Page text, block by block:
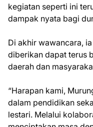
kegiatan seperti ini
dampak nyata bagi
Di akhir wawancara,
diberikan dapat terus
daerah dan
“Harapan kami,
dalam pendidikan
lestari. Melalui